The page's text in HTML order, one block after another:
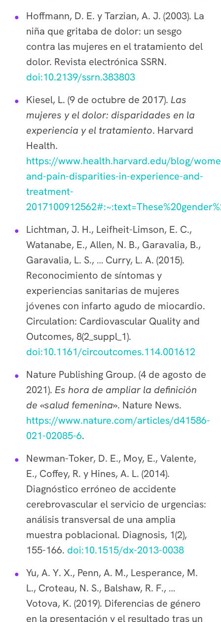
Hoffmann, D. E. y Tarzian, A. J. (2003). La
niña que gritaba de dolor: un sesgo
contra las mujeres en el tratamiento del
dolor. Revista electrónica SSRN.
doi:10.2139/ssrn.383803
Kiesel, L. (9 de octubre de 2017). Las
mujeres y el dolor: disparidades en la
experiencia y el tratamiento. Harvard
Health.
https://www.health.harvard.edu/blog/
and-pain-disparities-in-experience-and-
treatment-
Lichtman, J. H., Leifheit-Limson, E. C.,
Watanabe, E., Allen, N. B., Garavalia, B.,
Garavalia, L. S., … Curry, L. A. (2015).
Reconocimiento de síntomas y
experiencias sanitarias de mujeres
jóvenes con infarto agudo de miocardio.
Circulation: Cardiovascular Quality and
Outcomes, 8(2_suppl_1).
doi:10.1161/circoutcomes.114.001612
Nature Publishing Group. (4 de agosto de
2021). Es hora de ampliar la definición
de «salud femenina». Nature News.
https://www.nature.com/articles/d41586-
021-02085-6.
Newman-Toker, D. E., Moy, E., Valente,
E., Coffey, R. y Hines, A. L. (2014).
Diagnóstico erróneo de accidente
cerebrovascular el servicio de urgencias:
análisis transversal de una amplia
muestra poblacional. Diagnosis, 1(2),
155-166. doi:10.1515/dx-2013-0038
Yu, A. Y. X., Penn, A. M., Lesperance, M.
L., Croteau, N. S., Balshaw, R. F., …
Votova, K. (2019). Diferencias de género
en la presentación y el resultado tras un